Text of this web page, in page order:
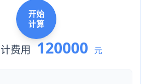
开始
计算
费用 120000 元